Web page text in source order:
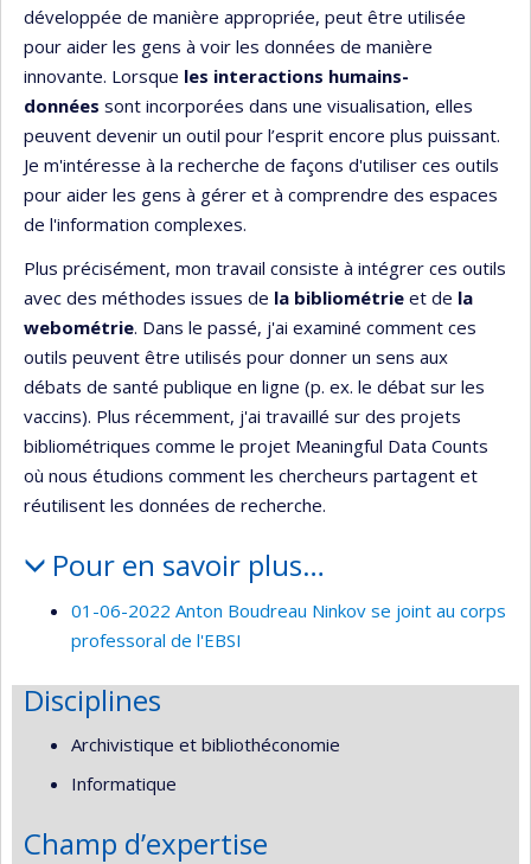
développée de manière appropriée, peut être utilisée
pour aider les gens à voir les données de manière
innovante. Lorsque les interactions humains-
données sont incorporées dans une visualisation, elles
peuvent devenir un outil pour l’esprit encore plus puissant.
Je m'intéresse à la recherche de façons d'utiliser ces outils
pour aider les gens à gérer et à comprendre des espaces
de l'information complexes.
Plus précisément, mon travail consiste à intégrer ces outils
avec des méthodes issues de la bibliométrie et de la
webométrie. Dans le passé, j'ai examiné comment ces
outils peuvent être utilisés pour donner un sens aux
débats de santé publique en ligne (p. ex. le débat sur les
vaccins). Plus récemment, j'ai travaillé sur des projets
bibliométriques comme le projet Meaningful Data Counts
où nous étudions comment les chercheurs partagent et
réutilisent les données de recherche.
Pour en savoir plus…
01-06-2022 Anton Boudreau Ninkov se joint au corps
professoral de l'EBSI
Disciplines
Archivistique et bibliothéconomie
Informatique
Champ d’expertise